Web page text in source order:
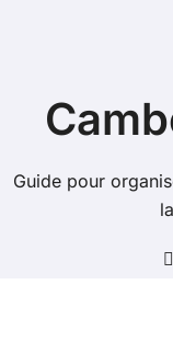
Guide pour